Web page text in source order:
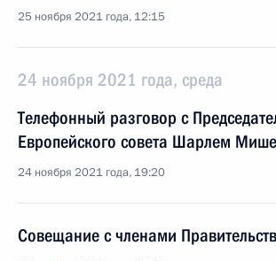
25 ноября 2021 года, 12:15
24 ноября 2021 года, среда
Телефонный разговор с
Европейского совета Шарлем
24 ноября 2021 года, 19:20
Совещание с членами